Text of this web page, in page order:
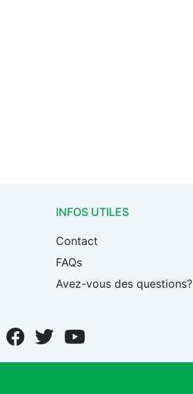
INFOS UTILES
Contact
FAQs
Avez-vous des questions?